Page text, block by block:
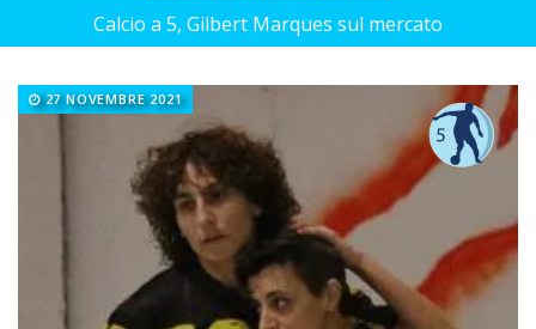
Calcio a 5, Gilbert Marques sul mercato
Calcio a 5: Barca e Conticelli, il canto libero della Lazio!
La Lazio completa la squadra con Grasso
Rugby, il 18 ottobre debutto a Catania
Calcio a 5 femminile, ecco le 11 rivali della Lazio
21 anni senza Bomber Fiorini: nostalgia!
27 NOVEMBRE 2021